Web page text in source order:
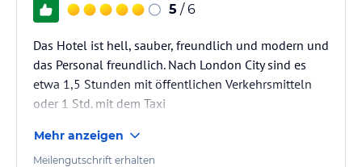
5 / 6
Das Hotel ist hell, sauber, freundlich und modern und
das Personal freundlich. Nach London City sind es
etwa 1,5 Stunden mit öffentlichen Verkehrsmitteln
oder 1 Std. mit dem Taxi
Mehr anzeigen
Meilengutschrift erhalten